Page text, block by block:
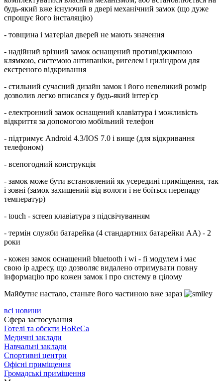
будь-який вже існуючий в двері механічний замок (що дуже
спрощує його інсталяцію)
- товщина і матеріал дверей не мають значення
- надійний врізний замок оснащений противіджимною
клямкою, системою антипаніки, ригелем і циліндром для
екстреного відкривання
- стильний сучасний дизайн замок і його невеликий розмір
дозволив легко вписався у будь-який інтер'єр
- електронний замок оснащений клавіатура і можливість
відкриття за допомогою мобільний телефон
- підтримує Android 4.3/IOS 7.0 і вище (для відкривання
телефоном)
- всепогодний конструкція
- замок може бути встановлений як усередині приміщення, так
і зовні (замок захищений від вологи і не боїться перепаду
температур)
- touch - screen клавіатура з підсвічуванням
- термін служби батарейка (4 стандартних батарейки AA) - 2
роки
- кожен замок оснащений bluetooth і wi - fi модулем і має
свою ip адресу, що дозволяє видалено отримувати повну
інформацію про кожен замок і про систему в цілому
Майбутнє настало, станьте його частиною вже зараз
всі новини
Сфера застосування
Готелі та обєкти HoReCa
Медичні заклади
Навчальні заклади
Спортивні центри
Офісні приміщення
Громадські приміщення